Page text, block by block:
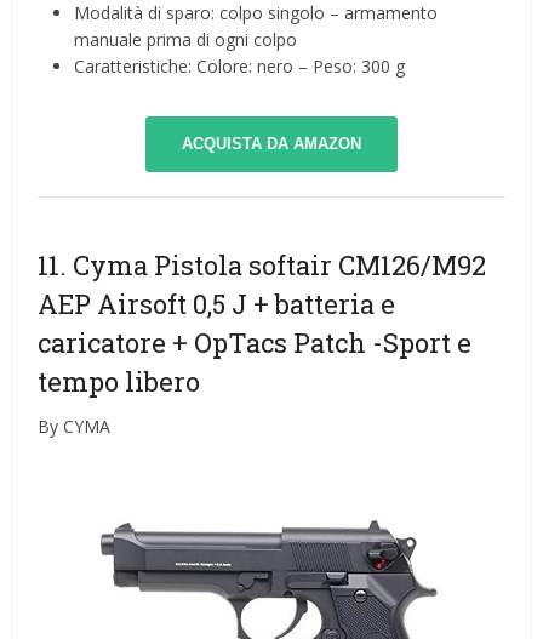
Modalità di sparo: colpo singolo – armamento
manuale prima di ogni colpo
Caratteristiche: Colore: nero – Peso: 300 g
ACQUISTA DA AMAZON
11. Cyma Pistola softair CM126/M92
AEP Airsoft 0,5 J + batteria e
caricatore + OpTacs Patch -Sport e
tempo libero
By CYMA